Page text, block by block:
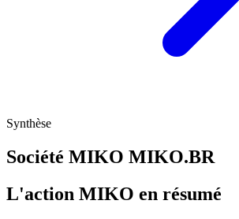
Synthèse
Société MIKO MIKO.BR
L'action MIKO en résumé